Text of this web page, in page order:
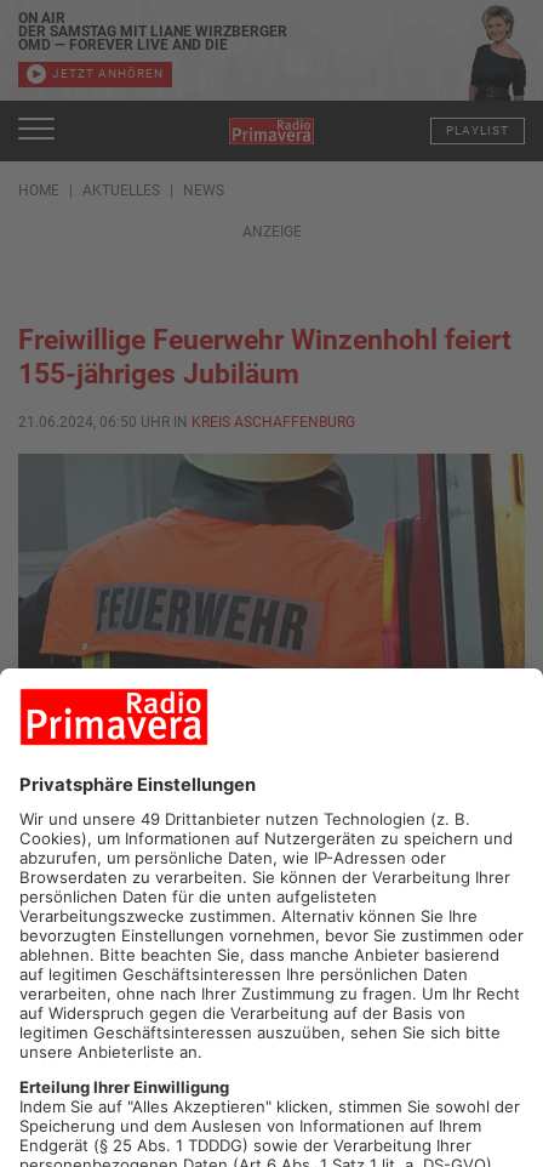
ON AIR
DER SAMSTAG MIT LIANE WIRZBERGER
OMD — FOREVER LIVE AND DIE
JETZT ANHÖREN
PLAYLIST
HOME AKTUELLES NEWS
ANZEIGE
Freiwillige Feuerwehr Winzenhohl feiert
155-jähriges Jubiläum
21.06.2024, 06:50 UHR IN KREIS ASCHAFFENBURG
HÖSBACH-WINZENHOHL.Zum 155-jährigen Jubiläum
veranstaltet die Freiwillige Feuerwehr Winzenhohl ein
Festwochenende. Heute Abend startet das Fest am Bildstock
Winzenhohl mit einer Party und Barbetrieb. Morgen wird
tagsüber der Kreiskinderfeuerwehrtag gefeiert – der Abend
wird mit einem bayerischen Abend ausgeklungen. Am Sonntag
gibt es zum Abschluss einen Festgottesdienst mit
Frühschoppen, gefolgt von Vereinsehrungen und einem
Mittagstisch.
Artikel teilen